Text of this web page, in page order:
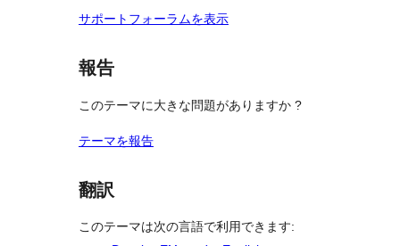
サポートフォーラムを表示
報告
このテーマに大きな問題がありますか ?
テーマを報告
翻訳
このテーマは次の言語で利用できます: